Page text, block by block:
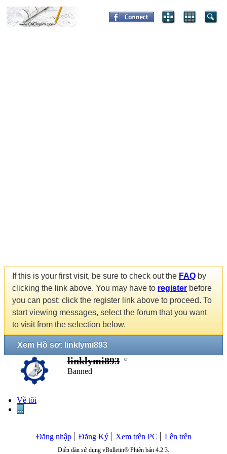
If this is your first visit, be sure to check out the FAQ by
clicking the link above. You may have to register before
you can post: click the register link above to proceed. To
start viewing messages, select the forum that you want
to visit from the selection below.
Xem Hồ sơ: linklymi893
linklymi893
Banned
Về tôi
...
Đăng nhập Đăng Ký Xem trên PC Lên trên
Diễn đàn sử dụng vBulletin® Phiên bản 4.2.3.